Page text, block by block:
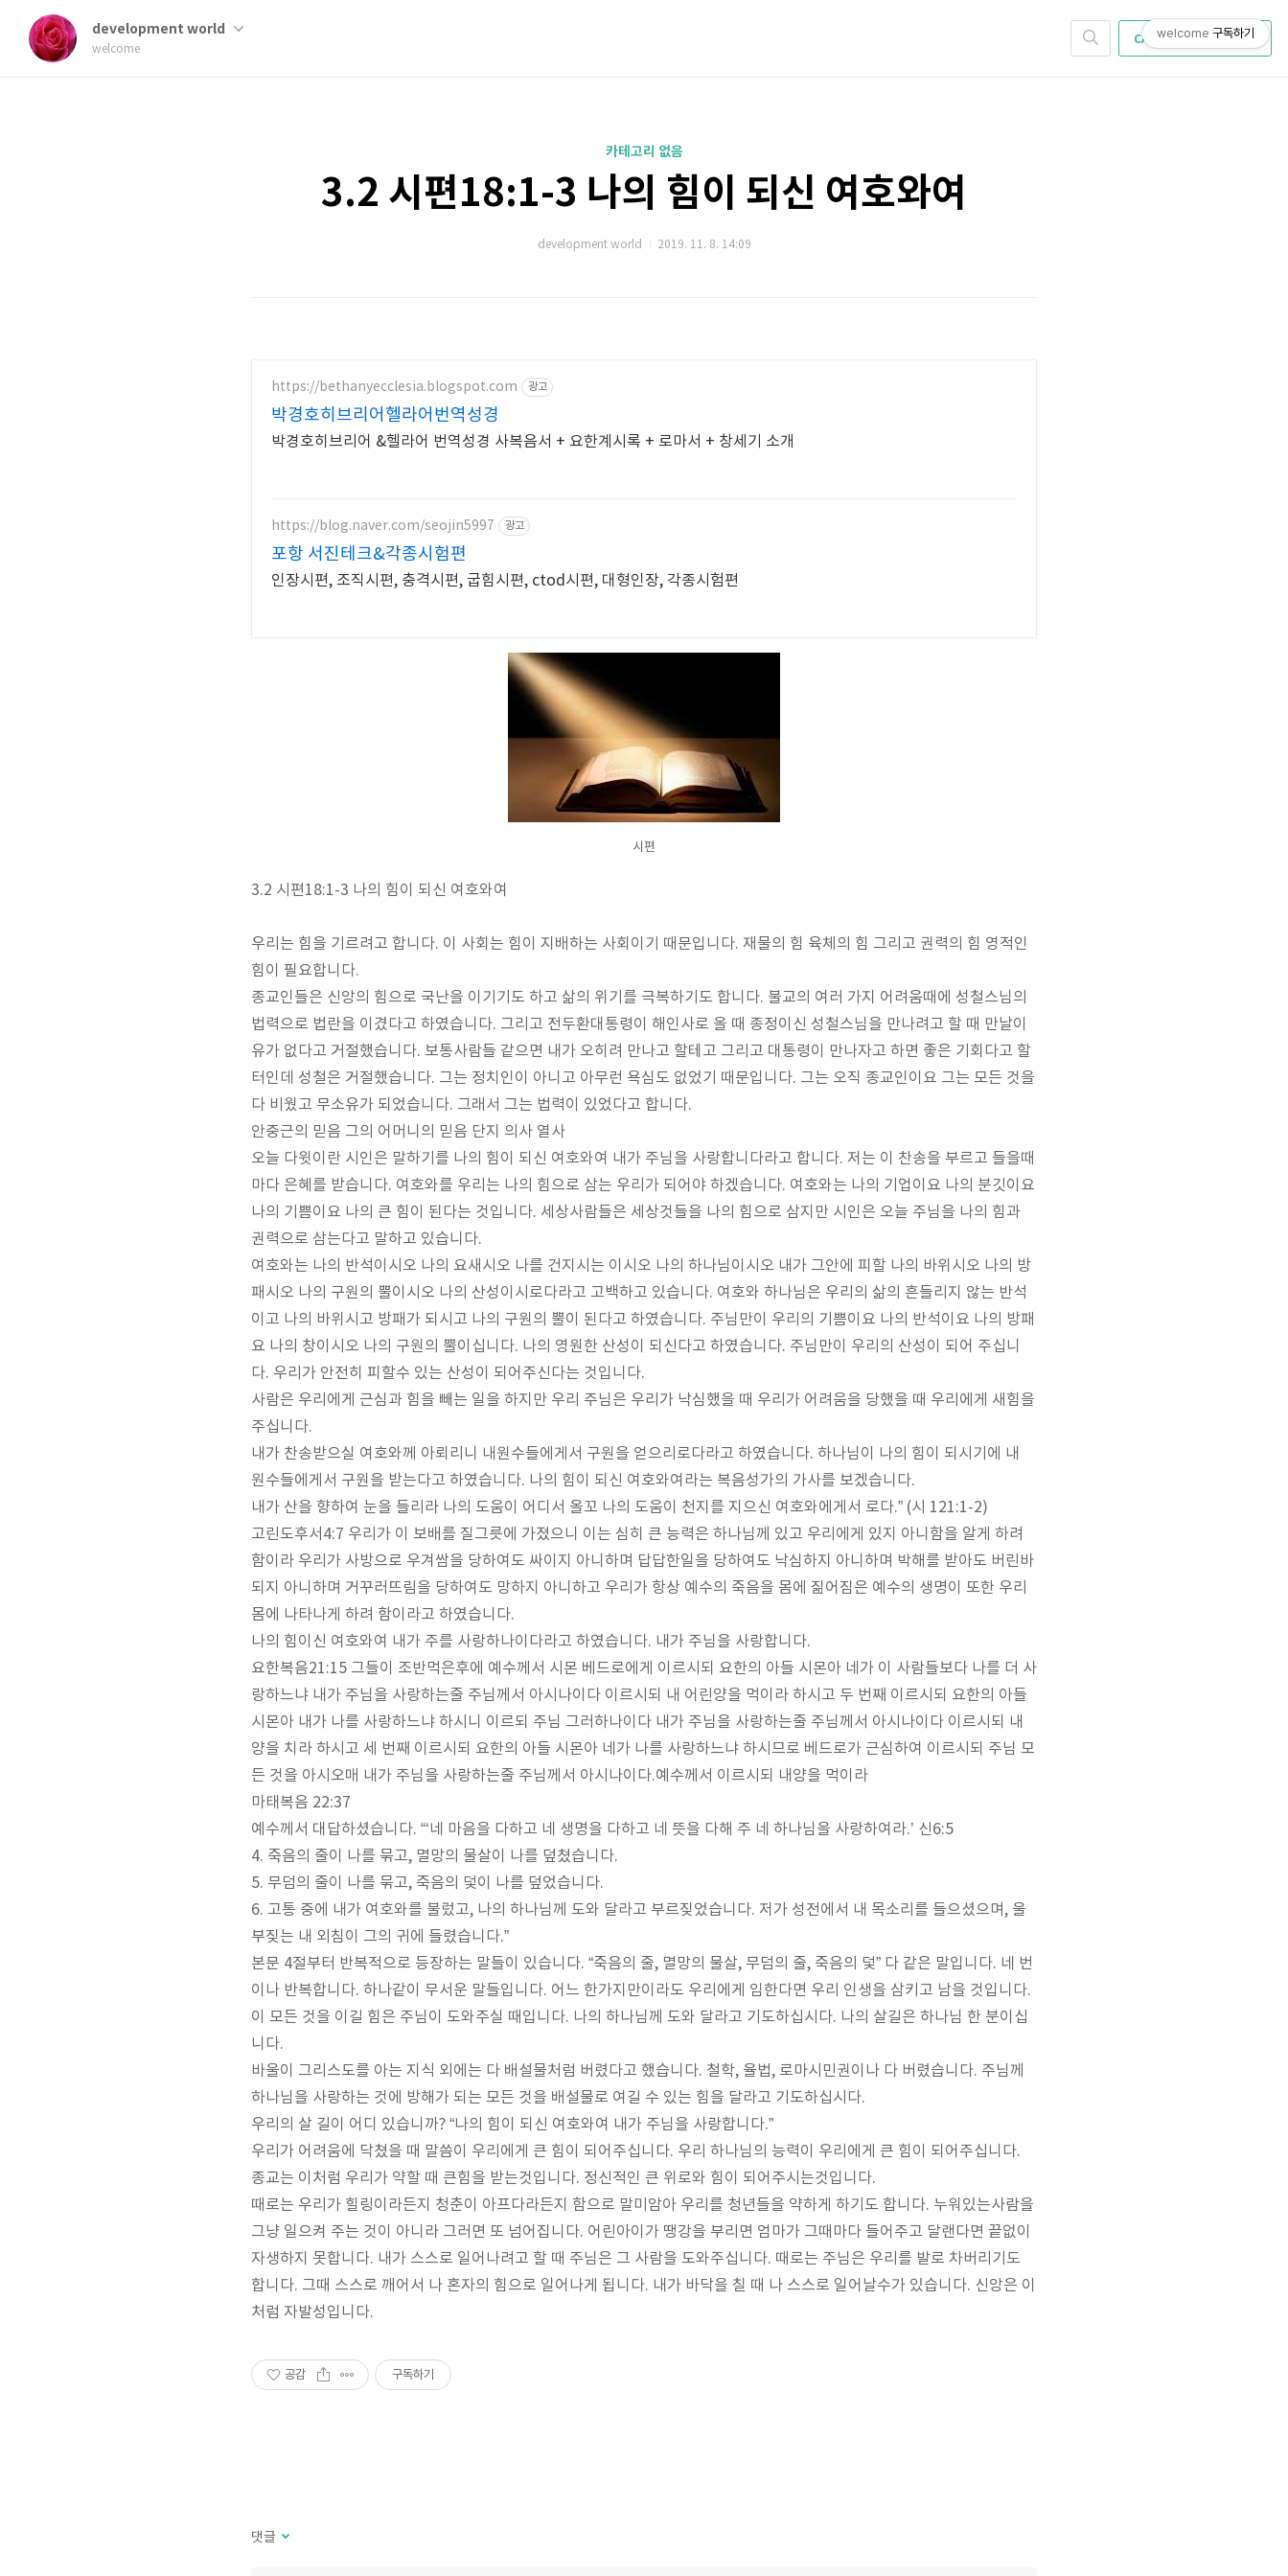
development world
welcome
CATEGORY
카테고리 없음
3.2 시편18:1-3 나의 힘이 되신 여호와여
development world 2019. 11. 8. 14:09
https://bethanyecclesia.blogspot.com 광고
박경호히브리어헬라어번역성경
박경호히브리어 &헬라어 번역성경 사복음서 + 요한계시록 + 로마서 + 창세기 소개
https://blog.naver.com/seojin5997 광고
포항 서진테크&각종시험편
인장시편, 조직시편, 충격시편, 굽힘시편, ctod시편, 대형인장, 각종시험편
시편
3.2 시편18:1-3 나의 힘이 되신 여호와여
우리는 힘을 기르려고 합니다. 이 사회는 힘이 지배하는 사회이기 때문입니다. 재물의 힘 육체의 힘 그리고 권력의 힘 영적인
힘이 필요합니다.
종교인들은 신앙의 힘으로 국난을 이기기도 하고 삶의 위기를 극복하기도 합니다. 불교의 여러 가지 어려움때에 성철스님의
법력으로 법란을 이겼다고 하였습니다. 그리고 전두환대통령이 해인사로 올 때 종정이신 성철스님을 만나려고 할 때 만날이
유가 없다고 거절했습니다. 보통사람들 같으면 내가 오히려 만나고 할테고 그리고 대통령이 만나자고 하면 좋은 기회다고 할
터인데 성철은 거절했습니다. 그는 정치인이 아니고 아무런 욕심도 없었기 때문입니다. 그는 오직 종교인이요 그는 모든 것을
다 비웠고 무소유가 되었습니다. 그래서 그는 법력이 있었다고 합니다.
안중근의 믿음 그의 어머니의 믿음 단지 의사 열사
오늘 다윗이란 시인은 말하기를 나의 힘이 되신 여호와여 내가 주님을 사랑합니다라고 합니다. 저는 이 찬송을 부르고 들을때
마다 은혜를 받습니다. 여호와를 우리는 나의 힘으로 삼는 우리가 되어야 하겠습니다. 여호와는 나의 기업이요 나의 분깃이요
나의 기쁨이요 나의 큰 힘이 된다는 것입니다. 세상사람들은 세상것들을 나의 힘으로 삼지만 시인은 오늘 주님을 나의 힘과
권력으로 삼는다고 말하고 있습니다.
여호와는 나의 반석이시오 나의 요새시오 나를 건지시는 이시오 나의 하나님이시오 내가 그안에 피할 나의 바위시오 나의 방
패시오 나의 구원의 뿔이시오 나의 산성이시로다라고 고백하고 있습니다. 여호와 하나님은 우리의 삶의 흔들리지 않는 반석
이고 나의 바위시고 방패가 되시고 나의 구원의 뿔이 된다고 하였습니다. 주님만이 우리의 기쁨이요 나의 반석이요 나의 방패
요 나의 창이시오 나의 구원의 뿔이십니다. 나의 영원한 산성이 되신다고 하였습니다. 주님만이 우리의 산성이 되어 주십니
다. 우리가 안전히 피할수 있는 산성이 되어주신다는 것입니다.
사람은 우리에게 근심과 힘을 빼는 일을 하지만 우리 주님은 우리가 낙심했을 때 우리가 어려움을 당했을 때 우리에게 새힘을
주십니다.
내가 찬송받으실 여호와께 아뢰리니 내원수들에게서 구원을 얻으리로다라고 하였습니다. 하나님이 나의 힘이 되시기에 내
원수들에게서 구원을 받는다고 하였습니다. 나의 힘이 되신 여호와여라는 복음성가의 가사를 보겠습니다.
내가 산을 향하여 눈을 들리라 나의 도움이 어디서 올꼬 나의 도움이 천지를 지으신 여호와에게서 로다.” (시 121:1-2)
고린도후서 4:7 우리가 이 보배를 질그릇에 가졌으니 이는 심히 큰 능력은 하나님께 있고 우리에게 있지 아니함을 알게 하려
함이라 우리가 사방으로 우겨쌈을 당하여도 싸이지 아니하며 답답한일을 당하여도 낙심하지 아니하며 박해를 받아도 버린바
되지 아니하며 거꾸러뜨림을 당하여도 망하지 아니하고 우리가 항상 예수의 죽음을 몸에 짊어짐은 예수의 생명이 또한 우리
몸에 나타나게 하려 함이라고 하였습니다.
나의 힘이신 여호와여 내가 주를 사랑하나이다라고 하였습니다. 내가 주님을 사랑합니다.
요한복음21:15 그들이 조반먹은후에 예수께서 시몬 베드로에게 이르시되 요한의 아들 시몬아 네가 이 사람들보다 나를 더 사
랑하느냐 내가 주님을 사랑하는줄 주님께서 아시나이다 이르시되 내 어린양을 먹이라 하시고 두 번째 이르시되 요한의 아들
시몬아 내가 나를 사랑하느냐 하시니 이르되 주님 그러하나이다 내가 주님을 사랑하는줄 주님께서 아시나이다 이르시되 내
양을 치라 하시고 세 번째 이르시되 요한의 아들 시몬아 네가 나를 사랑하느냐 하시므로 베드로가 근심하여 이르시되 주님 모
든 것을 아시오매 내가 주님을 사랑하는줄 주님께서 아시나이다.예수께서 이르시되 내양을 먹이라
마태복음 22:37
예수께서 대답하셨습니다. “‘네 마음을 다하고 네 생명을 다하고 네 뜻을 다해 주 네 하나님을 사랑하여라.’ 신6:5
4. 죽음의 줄이 나를 묶고, 멸망의 물살이 나를 덮쳤습니다.
5. 무덤의 줄이 나를 묶고, 죽음의 덫이 나를 덮었습니다.
6. 고통 중에 내가 여호와를 불렀고, 나의 하나님께 도와 달라고 부르짖었습니다. 저가 성전에서 내 목소리를 들으셨으며 , 울
부짖는 내 외침이 그의 귀에 들렸습니다.”
본문 4절부터 반복적으로 등장하는 말들이 있습니다. “죽음의 줄, 멸망의 물살, 무덤의 줄, 죽음의 덫” 다 같은 말입니다. 네 번
이나 반복합니다. 하나같이 무서운 말들입니다. 어느 한가지만이라도 우리에게 임한다면 우리 인생을 삼키고 남을 것입니다.
이 모든 것을 이길 힘은 주님이 도와주실 때입니다. 나의 하나님께 도와 달라고 기도하십시다. 나의 살길은 하나님 한 분이십
니다.
바울이 그리스도를 아는 지식 외에는 다 배설물처럼 버렸다고 했습니다. 철학, 율법, 로마시민권이나 다 버렸습니다. 주님께
하나님을 사랑하는 것에 방해가 되는 모든 것을 배설물로 여길 수 있는 힘을 달라고 기도하십시다.
우리의 살 길이 어디 있습니까? “나의 힘이 되신 여호와여 내가 주님을 사랑합니다.”
우리가 어려움에 닥쳤을 때 말씀이 우리에게 큰 힘이 되어주십니다. 우리 하나님의 능력이 우리에게 큰 힘이 되어주십니다.
종교는 이처럼 우리가 약할 때 큰힘을 받는것입니다. 정신적인 큰 위로와 힘이 되어주시는것입니다.
때로는 우리가 힐링이라든지 청춘이 아프다라든지 함으로 말미암아 우리를 청년들을 약하게 하기도 합니다. 누워있는사람을
그냥 일으켜 주는 것이 아니라 그러면 또 넘어집니다. 어린아이가 땡강을 부리면 엄마가 그때마다 들어주고 달랜다면 끝없이
자생하지 못합니다. 내가 스스로 일어나려고 할 때 주님은 그 사람을 도와주십니다. 때로는 주님은 우리를 발로 차버리기도
합니다. 그때 스스로 깨어서 나 혼자의 힘으로 일어나게 됩니다. 내가 바닥을 칠 때 나 스스로 일어날수가 있습니다. 신앙은 이
처럼 자발성입니다.
공감 구독하기
댓글
welcome 구독하기